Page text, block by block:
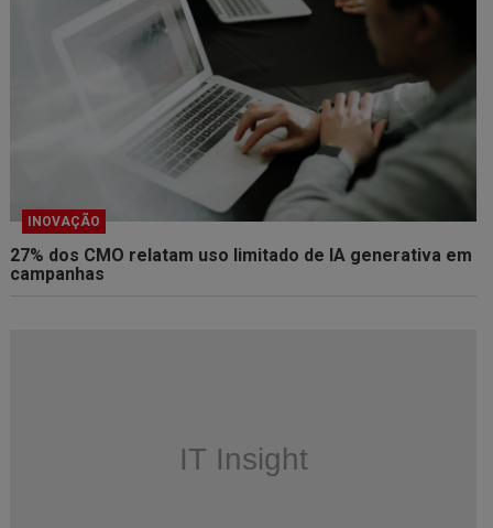
INOVAÇÃO
27% dos CMO relatam uso limitado de IA generativa em
campanhas